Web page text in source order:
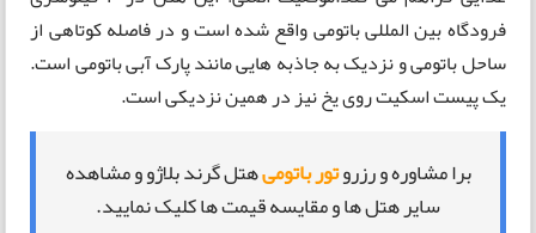
فرودگاه بین المللی باتومی واقع شده است و در فاصله کوتاهی از
ساحل باتومی و نزدیک به جاذبه هایی مانند پارک آبی باتومی است.
یک پیست اسکیت روی یخ نیز در همین نزدیکی است.
برا مشاوره و رزروتور باتومیهتل گرند بلاژو و مشاهده
سایر هتل ها و مقایسه قیمت ها کلیک نمایید.